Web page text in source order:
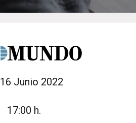
16 Junio 2022
17:00 h.